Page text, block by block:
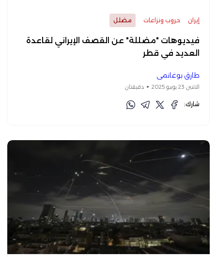
إيران حروب ونزاعات مضلل
فيديوهات "مضللة" عن القصف الإيراني لقاعدة
العديد في قطر
طارق بوغانمي
الاثنين 23 يونيو 2025 دقيقتان
شارك: